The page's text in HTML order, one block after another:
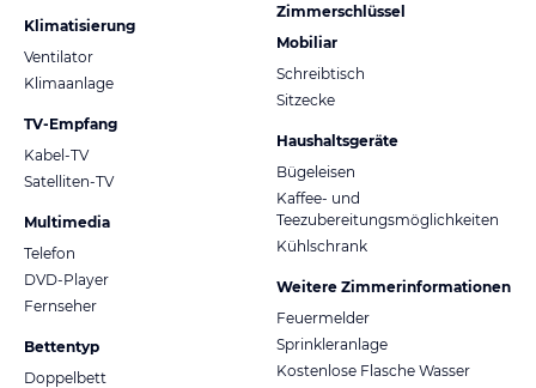
Klimatisierung
Ventilator
Klimaanlage
TV-Empfang
Kabel-TV
Satelliten-TV
Multimedia
Telefon
DVD-Player
Fernseher
Bettentyp
Doppelbett
Zimmerschlüssel
Mobiliar
Schreibtisch
Sitzecke
Haushaltsgeräte
Bügeleisen
Kaffee- und
Teezubereitungsmöglichkeiten
Kühlschrank
Weitere Zimmerinformationen
Feuermelder
Sprinkleranlage
Kostenlose Flasche Wasser